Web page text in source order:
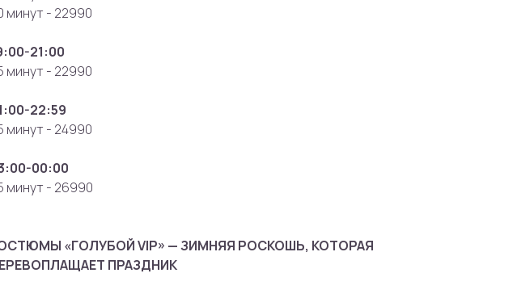
минут - 22990
21:00
минут - 22990
22:59
минут - 24990
00:00
минут - 26990
«ГОЛУБОЙ VIP» — ЗИМНЯЯ РОСКОШЬ, КОТОРАЯ
ПРАЗДНИК